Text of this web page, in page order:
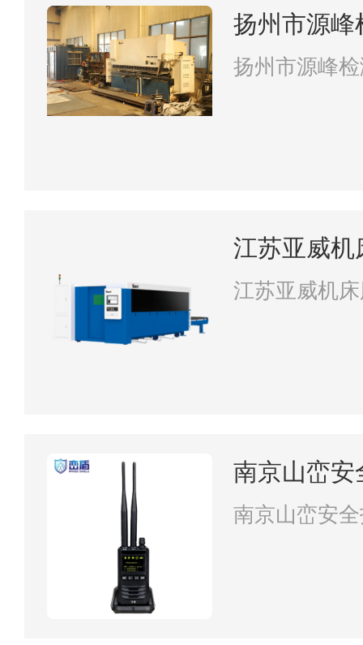
扬州市源峰
扬州市源峰
江苏亚威机
江苏亚威机
南京山峦安
南京山峦安